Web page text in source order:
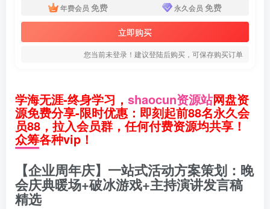
年费会员 免费 永久会员 免费
立即购买
您当前未登录！建议登陆后购买，可保存购买订单
学海无涯-终身学习， shaocun资源站网盘资
源免费分享-限时优惠：即刻起前88名永久会
员88，拉入会员群，任何付费资源均共享！
众筹各种vip！
【企业周年庆】一站式活动方案策划：晚
会庆典暖场+破冰游戏+主持演讲发言稿
精选